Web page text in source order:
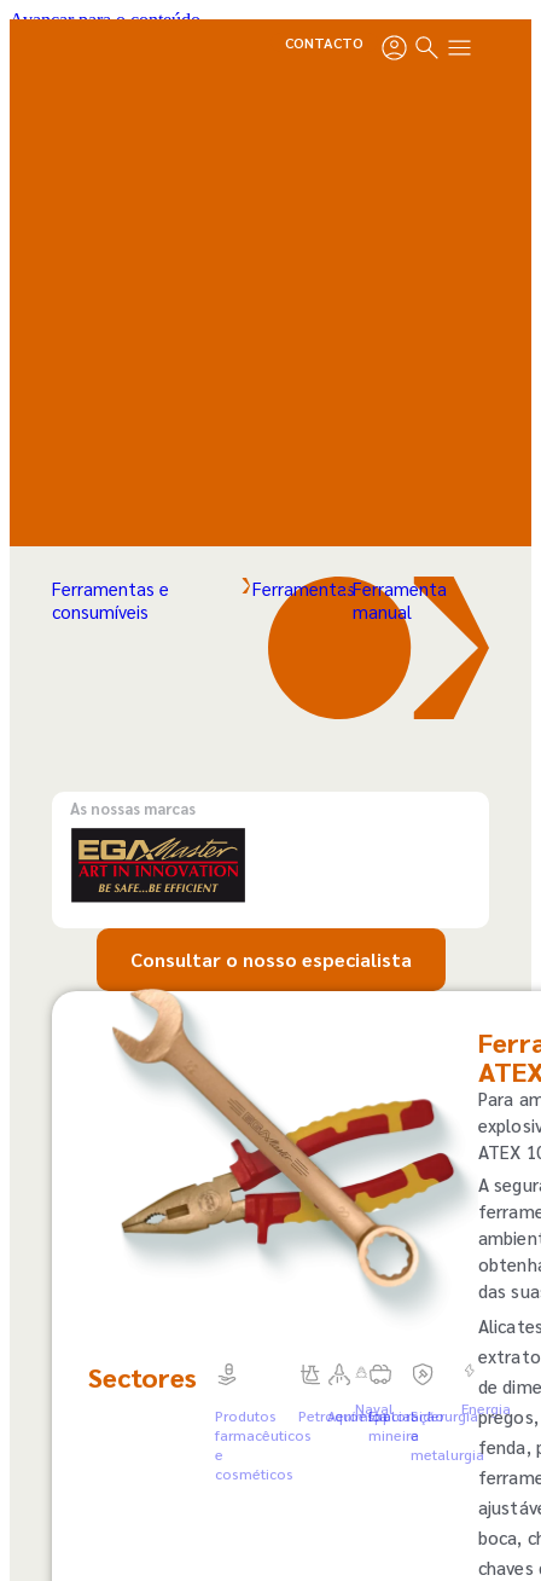
Avançar para o conteúdo
CONTACTO
Ferramentas e
consumíveis
FerramentasFerramenta
manual
As nossas marcas
Consultar o nosso especialista
Sectores
Produtos
farmacêuticos
e
cosméticos
Petroquímica
Aeroespacial
Naval
Exploração
mineira
Siderurgia
e
metalurgia
Energia
Para
ATEX
A
das
de
fenda,
boca,
chaves